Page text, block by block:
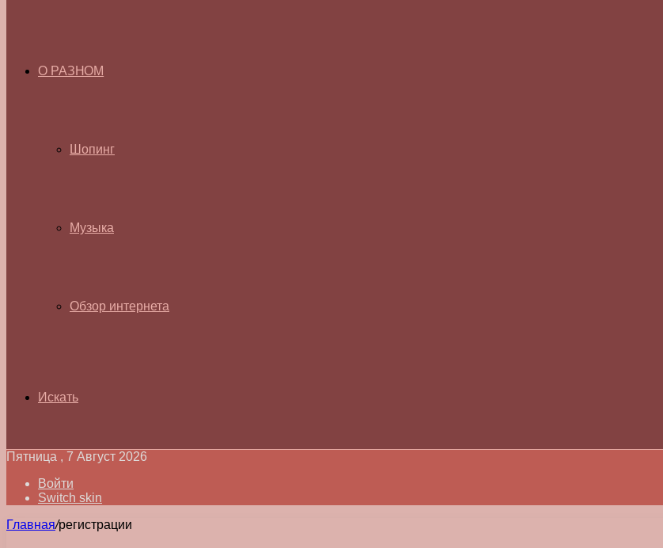
О РАЗНОМ
Шопинг
Музыка
Обзор интернета
Искать
Пятница , 7 Август 2026
Войти
Switch skin
Главная/регистрации